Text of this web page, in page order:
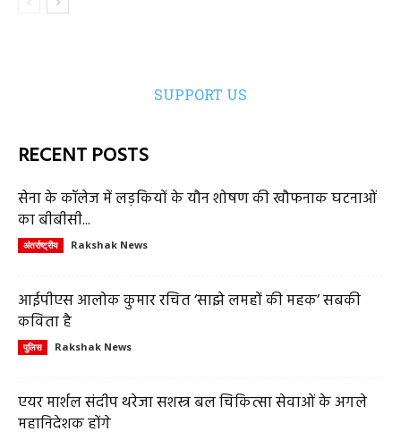
SUPPORT US
RECENT POSTS
सेना के कॉलेज में लड़कियों के यौन शोषण की खौफनाक घटनाओं
का बीबीसी...
अंतर्राष्ट्रीय Rakshak News
आईपीएस आलोक कुमार रचित ‘साझे लमहों की महक’ सबकी
कविता है
पुलिस Rakshak News
एयर मार्शल संदीप थरेजा सशस्त्र बल चिकित्सा सेवाओं के अगले
महानिदेशक होंगे